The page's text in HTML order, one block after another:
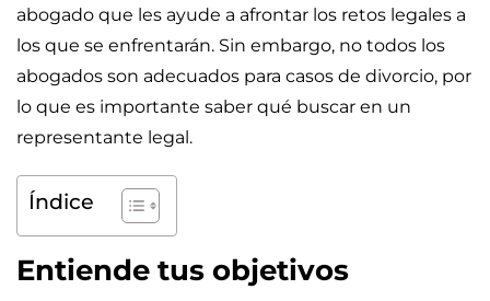
abogado que les ayude a afrontar los retos legales a
los que se enfrentarán. Sin embargo, no todos los
abogados son adecuados para casos de divorcio, por
lo que es importante saber qué buscar en un
representante legal.
Índice
Entiende tus objetivos